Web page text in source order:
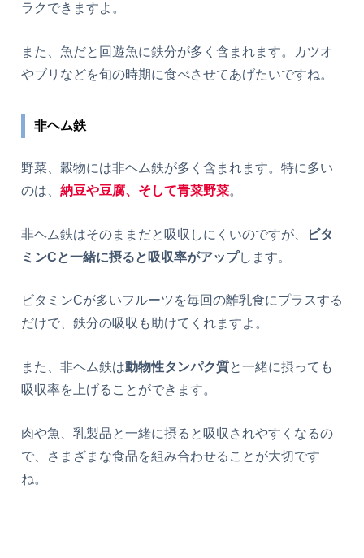
ラクできますよ。
また、魚だと回遊魚に鉄分が多く含まれます。カツオ
やブリなどを旬の時期に食べさせてあげたいですね。
非ヘム鉄
野菜、穀物には非ヘム鉄が多く含まれます。特に多い
のは、 納豆や豆腐、そして青菜野菜。
非ヘム鉄はそのままだと吸収しにくいのですが、
ビタ
ミンCと一緒に摂ると吸収率がアップします。
ビタミンCが多いフルーツを毎回の離乳食にプラスする
だけで、鉄分の吸収も助けてくれますよ。
また、非ヘム鉄は動物性タンパク質と一緒に摂っても
吸収率を上げることができます。
肉や魚、乳製品と一緒に摂ると吸収されやすくなるの
で、さまざまな食品を組み合わせることが大切です
ね。